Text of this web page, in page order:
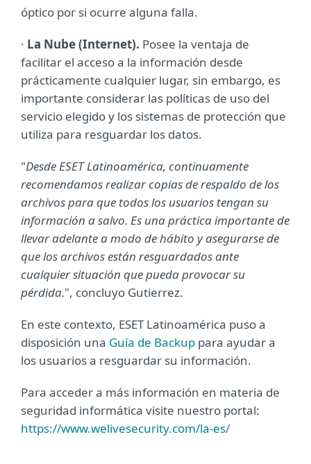
óptico por si ocurre alguna falla.
· La Nube (Internet). Posee la ventaja de
facilitar el acceso a la información desde
prácticamente cualquier lugar, sin embargo, es
importante considerar las políticas de uso del
servicio elegido y los sistemas de protección que
utiliza para resguardar los datos.
"Desde ESET Latinoamérica, continuamente
recomendamos realizar copias de respaldo de los
archivos para que todos los usuarios tengan su
información a salvo. Es una práctica importante de
llevar adelante a modo de hábito y asegurarse de
que los archivos están resguardados ante
cualquier situación que pueda provocar su
pérdida.", concluyo Gutierrez.
En este contexto, ESET Latinoamérica puso a
disposición una Guía de Backup para ayudar a
los usuarios a resguardar su información.
Para acceder a más información en materia de
seguridad informática visite nuestro portal:
https://www.welivesecurity.com/la-es/